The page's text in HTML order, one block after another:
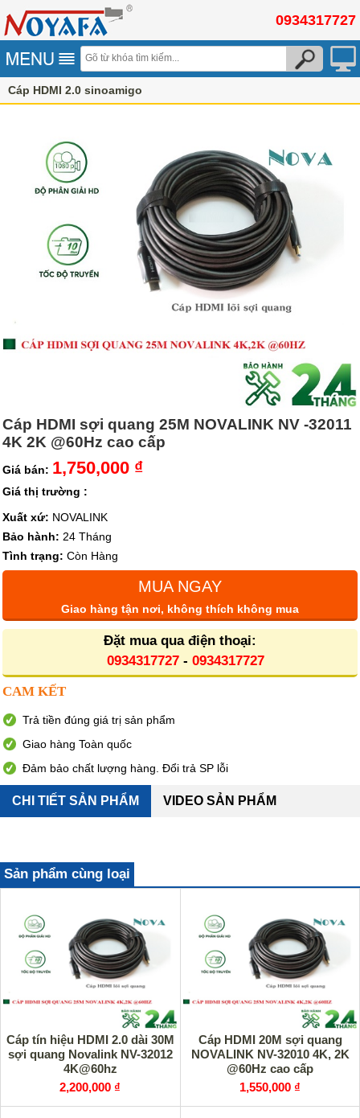
0934317727
Cáp HDMI 2.0 sinoamigo
Cáp HDMI sợi quang 25M NOVALINK NV -32011
4K 2K @60Hz cao cấp
Giá bán: 1,750,000 ₫
Giá thị trường :
Xuất xứ: NOVALINK
Bảo hành: 24 Tháng
Tình trạng: Còn Hàng
MUA NGAY
Giao hàng tận nơi, không thích không mua
Đặt mua qua điện thoại:
0934317727- 0934317727
CAM KẾT
Trả tiền đúng giá trị sản phẩm
Giao hàng Toàn quốc
Đảm bảo chất lượng hàng. Đổi trả SP lỗi
CHI TIẾT SẢN PHẨM VIDEO SẢN PHẨM
Sản phẩm cùng loại
Cáp tín hiệu HDMI 2.0 dài 30M
sợi quang Novalink NV-32012
4K@60hz
2,200,000 ₫
Cáp HDMI 20M sợi quang
NOVALINK NV-32010 4K, 2K
@60Hz cao cấp
1,550,000 ₫